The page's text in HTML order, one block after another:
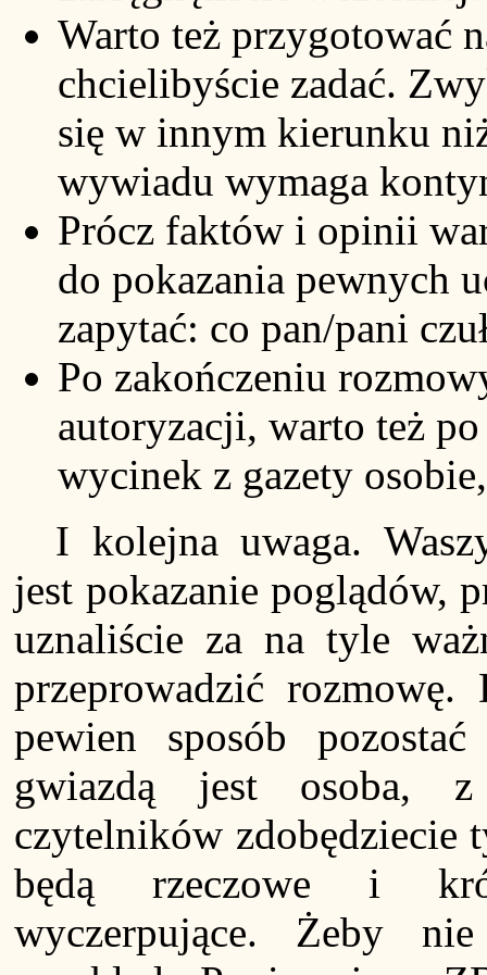
Warto też przygotować
chcielibyście zadać.
się w innym kierunku
wywiadu wymaga
Prócz faktów i opinii
do pokazania pewnych
zapytać: co pan/pani
Po zakończeniu
autoryzacji, warto też
wycinek z gazety
I kolejna uwaga.
jest pokazanie poglądów,
uznaliście za na tyle
przeprowadzić
pewien sposób
gwiazdą jest osoba, z
czytelników zdobędziecie
będą rzeczowe i
wyczerpujące. Żeby